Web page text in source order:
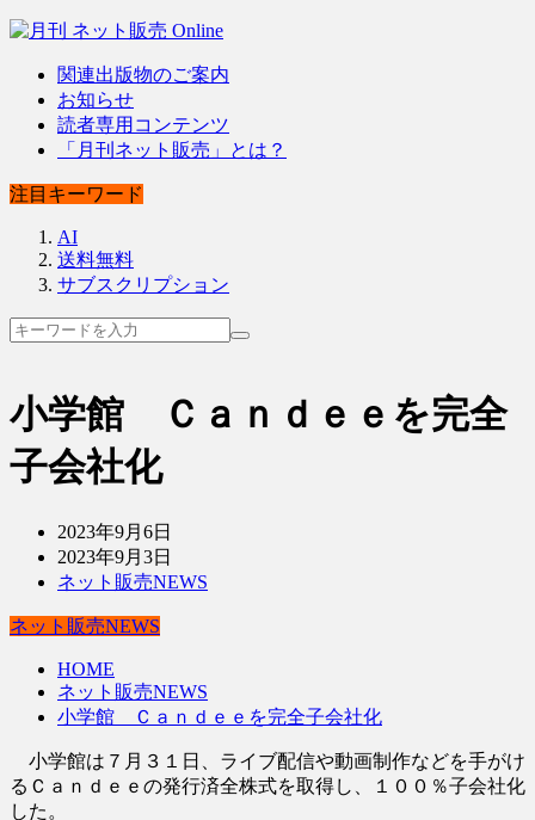
関連出版物のご案内
お知らせ
読者専用コンテンツ
「月刊ネット販売」とは？
注目キーワード
AI
送料無料
サブスクリプション
小学館 Ｃａｎｄｅｅを完全
子会社化
2023年9月6日
2023年9月3日
ネット販売NEWS
ネット販売NEWS
HOME
ネット販売NEWS
小学館 Ｃａｎｄｅｅを完全子会社化
小学館は７月３１日、ライブ配信や動画制作などを手がけ
るＣａｎｄｅｅの発行済全株式を取得し、１００％子会社化
した。